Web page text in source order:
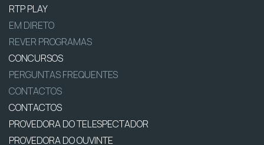
RTP PLAY
EM DIRETO
REVER PROGRAMAS
CONCURSOS
PERGUNTAS FREQUENTES
CONTACTOS
CONTACTOS
PROVEDORA DO TELESPECTADOR
PROVEDORA DO OUVINTE